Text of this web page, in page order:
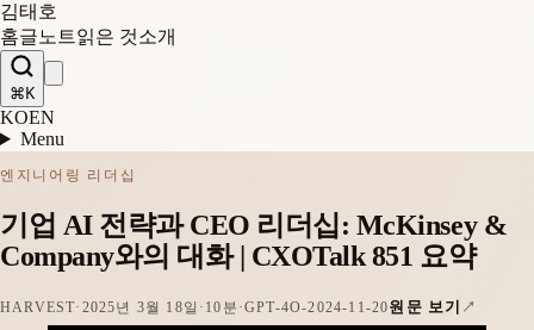
김태호
홈글 노트읽은 것소개
⌘K
KOEN
Menu
엔지니어링 리더십
기업 AI 전략과 CEO 리더십: McKinsey &
Company와의 대화 | CXOTalk 851 요약
HARVEST· 2025년 3월 18일 · 10분 ·GPT-4O-2024-11-20원문 보기